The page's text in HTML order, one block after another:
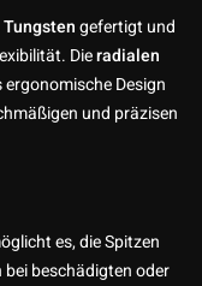
Tungstengefertigt und
Dieradialen
Design
und präzisen
es, die Spitzen
beschädigten oder